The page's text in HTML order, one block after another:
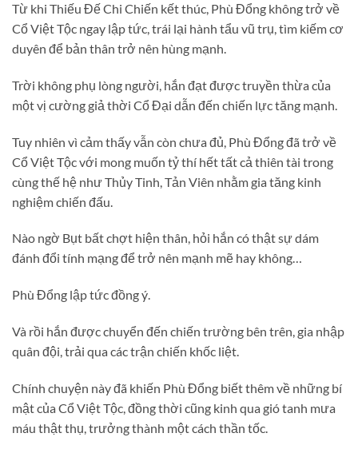
Từ khi Thiếu Đế Chi Chiến kết thúc, Phù Đổng không trở về
Cổ Việt Tộc ngay lập tức, trái lại hành tẩu vũ trụ, tìm kiếm cơ
duyên để bản thân trở nên hùng mạnh.
Trời không phụ lòng người, hắn đạt được truyền thừa của
một vị cường giả thời Cổ Đại dẫn đến chiến lực tăng mạnh.
Tuy nhiên vì cảm thấy vẫn còn chưa đủ, Phù Đổng đã trở về
Cổ Việt Tộc với mong muốn tỷ thí hết tất cả thiên tài trong
cùng thế hệ như Thủy Tinh, Tản Viên nhằm gia tăng kinh
nghiệm chiến đấu.
Nào ngờ Bụt bất chợt hiện thân, hỏi hắn có thật sự dám
đánh đổi tính mạng để trở nên mạnh mẽ hay không…
Phù Đổng lập tức đồng ý.
Và rồi hắn được chuyển đến chiến trường bên trên, gia nhập
quân đội, trải qua các trận chiến khốc liệt.
Chính chuyện này đã khiến Phù Đổng biết thêm về những bí
mật của Cổ Việt Tộc, đồng thời cũng kinh qua gió tanh mưa
máu thật thụ, trưởng thành một cách thần tốc.